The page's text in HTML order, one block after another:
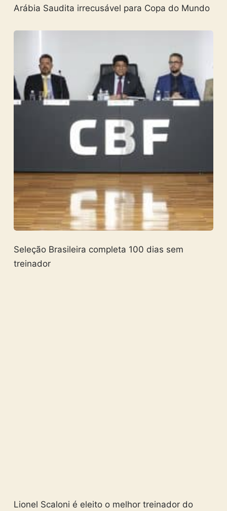
Arábia Saudita irrecusável para Copa do Mundo
Seleção Brasileira completa 100 dias sem
treinador
Lionel Scaloni é eleito o melhor treinador do